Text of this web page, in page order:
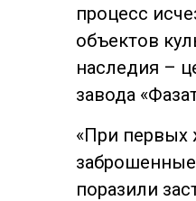
процесс
объектов
наследия –
завода
«При первых
поразили